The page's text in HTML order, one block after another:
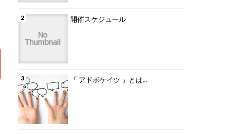
開催スケジュール
「 アドボケイツ 」とは...